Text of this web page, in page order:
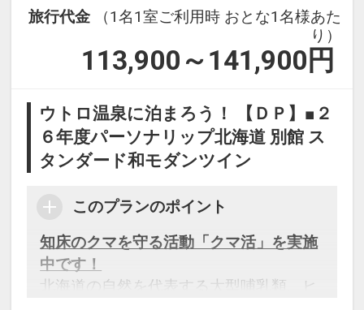
31日
200000045376
旅行代金
（1名1室ご利用時 おとな1名様あた
り）
113,900～141,900 円
ウトロ温泉に泊まろう！ 【ＤＰ】■２
６年度パーソナリップ北海道 別館 ス
タンダード和モダンツイン
このプランのポイント
知床のクマを守る活動「クマ活」を実施
中です！
北海道の自然を代表する大型哺乳類、ヒ